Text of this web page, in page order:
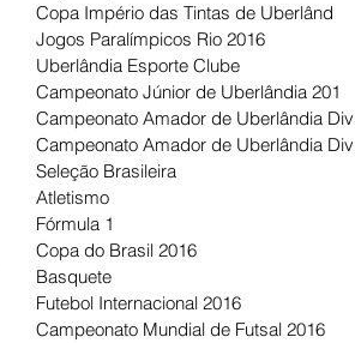
Copa Império das Tintas de Uberlând
Jogos Paralímpicos Rio 2016
Uberlândia Esporte Clube
Campeonato Júnior de Uberlândia 201
Campeonato Amador de Uberlândia Div
Campeonato Amador de Uberlândia Div
Seleção Brasileira
Atletismo
Fórmula 1
Copa do Brasil 2016
Basquete
Futebol Internacional 2016
Campeonato Mundial de Futsal 2016